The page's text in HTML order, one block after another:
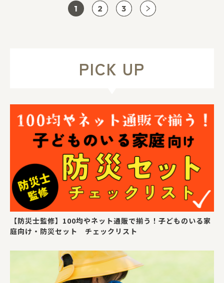
1 2 3
PICK UP
【防災士監修】100均やネット通販で揃う！子どものいる家
庭向け・防災セット チェックリスト